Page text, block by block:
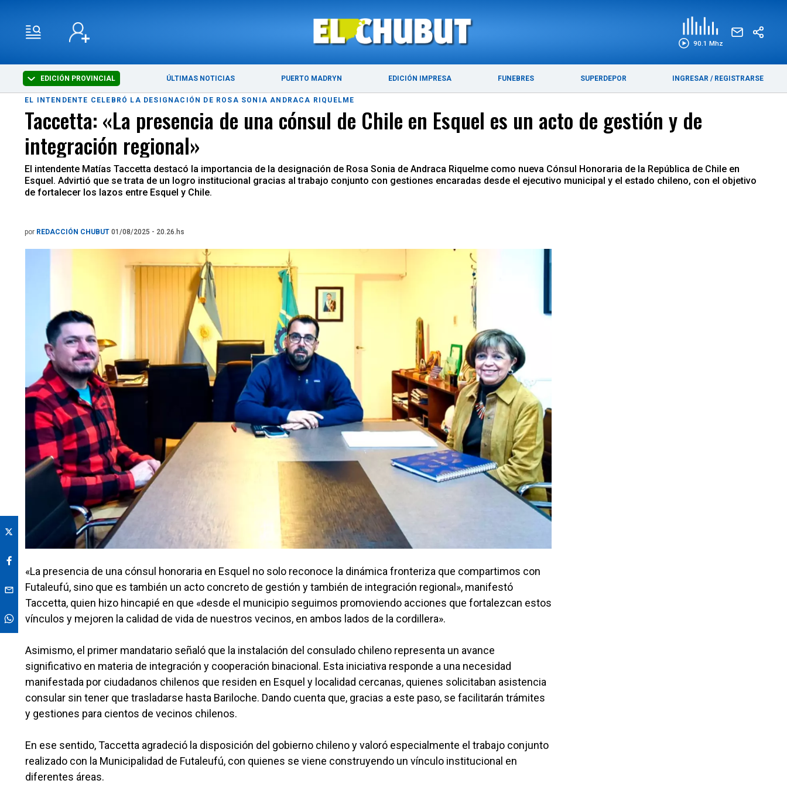
90.1 Mhz
EDICIÓN PROVINCIAL ÚLTIMAS NOTICIAS PUERTO MADRYN EDICIÓN IMPRESA FUNEBRES SUPERDEPOR INGRESAR / REGISTRARSE
ÚLTIMAS NOTICIAS PUERTO MADRYN
EL INTENDENTE CELEBRÓ LA DESIGNACIÓN DE ROSA SONIA ANDRACA RIQUELME
Taccetta: «La presencia de una cónsul de Chile en Esquel es un acto de gestión y de
integración regional»
El intendente Matías Taccetta destacó la importancia de la designación de Rosa Sonia de Andraca Riquelme como nueva Cónsul Honoraria de la República de Chile en
Esquel. Advirtió que se trata de un logro institucional gracias al trabajo conjunto con gestiones encaradas desde el ejecutivo municipal y el estado chileno, con el objetivo
de fortalecer los lazos entre Esquel y Chile.
por REDACCIÓN CHUBUT 01/08/2025 - 20.26.hs
«La presencia de una cónsul honoraria en Esquel no solo reconoce la dinámica fronteriza que compartimos con
Futaleufú, sino que es también un acto concreto de gestión y también de integración regional», manifestó
Taccetta, quien hizo hincapié en que «desde el municipio seguimos promoviendo acciones que fortalezcan estos
vínculos y mejoren la calidad de vida de nuestros vecinos, en ambos lados de la cordillera».
Asimismo, el primer mandatario señaló que la instalación del consulado chileno representa un avance
significativo en materia de integración y cooperación binacional. Esta iniciativa responde a una necesidad
manifestada por ciudadanos chilenos que residen en Esquel y localidad cercanas, quienes solicitaban asistencia
consular sin tener que trasladarse hasta Bariloche. Dando cuenta que, gracias a este paso, se facilitarán trámites
y gestiones para cientos de vecinos chilenos.
En ese sentido, Taccetta agradeció la disposición del gobierno chileno y valoró especialmente el trabajo conjunto
realizado con la Municipalidad de Futaleufú, con quienes se viene construyendo un vínculo institucional en
diferentes áreas.